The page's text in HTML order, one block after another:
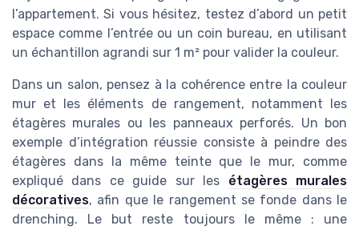
l’appartement. Si vous hésitez, testez d’abord un petit
espace comme l’entrée ou un coin bureau, en utilisant
un échantillon agrandi sur 1 m² pour valider la couleur.
Dans un salon, pensez à la cohérence entre la couleur
mur et les éléments de rangement, notamment les
étagères murales ou les panneaux perforés. Un bon
exemple d’intégration réussie consiste à peindre des
étagères dans la même teinte que le mur, comme
expliqué dans ce guide sur les étagères murales
décoratives, afin que le rangement se fonde dans le
drenching. Le but reste toujours le même : une